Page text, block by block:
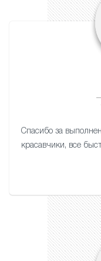
Спасибо за
красавчики, все